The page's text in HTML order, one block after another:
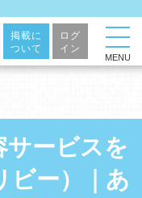
掲載に
ついて
ログ
イン
MENU
サービスを
ビー）｜あ